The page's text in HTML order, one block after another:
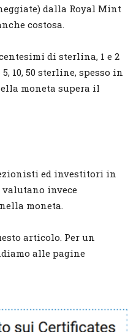
dalla Royal Mint
costosa.
di sterlina, 1 e 2
10, 50 sterline, spesso in
moneta supera il
ed investitori in
valutano invece
moneta.
articolo. Per un
alle pagine